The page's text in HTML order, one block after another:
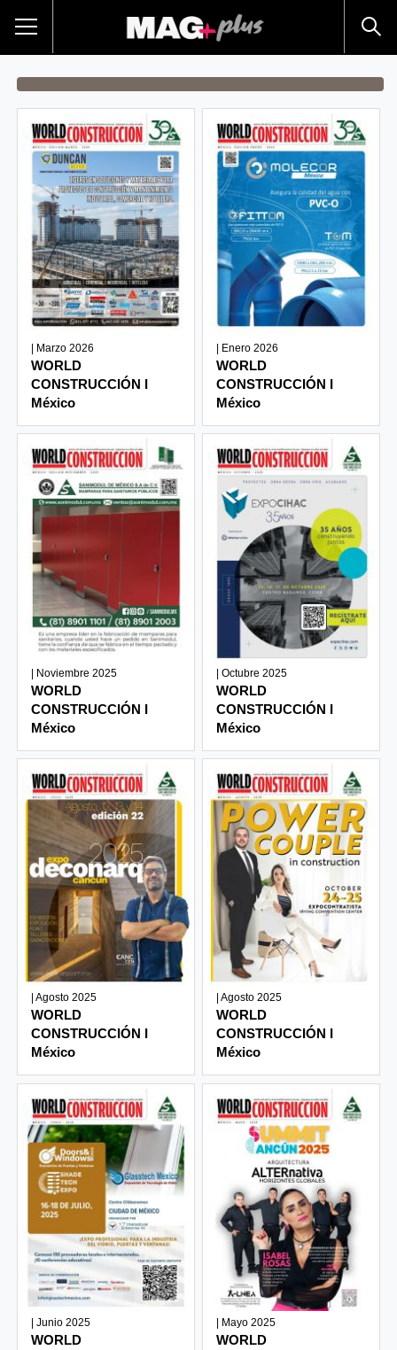
| Marzo 2026
WORLD
CONSTRUCCIÓN I
México
| Enero 2026
WORLD
CONSTRUCCIÓN I
México
| Noviembre 2025
WORLD
CONSTRUCCIÓN I
México
| Octubre 2025
WORLD
CONSTRUCCIÓN I
México
| Agosto 2025
WORLD
CONSTRUCCIÓN I
México
| Agosto 2025
WORLD
CONSTRUCCIÓN I
México
| Junio 2025
WORLD
| Mayo 2025
WORLD